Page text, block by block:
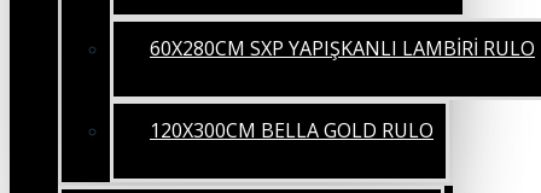
60X280CM SXP YAPIŞKANLI LAMBİRİ RULO
120X300CM BELLA GOLD RULO